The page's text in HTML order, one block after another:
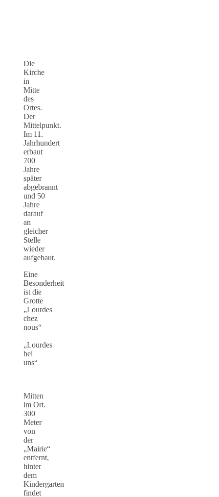
Die
Kirche
in
Mitte
des
Ortes.
Der
Mittelpunkt.
Im 11.
Jahrhundert
erbaut
700
Jahre
später
abgebrannt
und 50
Jahre
darauf
an
gleicher
Stelle
wieder
aufgebaut.
Eine
Besonderheit
ist die
Grotte
„Lourdes
chez
nous“
–
„Lourdes
bei
uns“
Mitten
im Ort.
300
Meter
von
der
„Mairie“
entfernt,
hinter
dem
Kindergarten
findet